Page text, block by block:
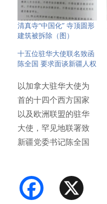
清真寺“中国化” 寺顶圆形
建筑被拆除（图）
十五位驻华大使联名致函
陈全国 要求面谈新疆人权
以加拿大驻华大使为
首的十四个西方国家
以及欧洲联盟的驻华
大使，罕见地联署致
新疆党委书记陈全国
Facebook